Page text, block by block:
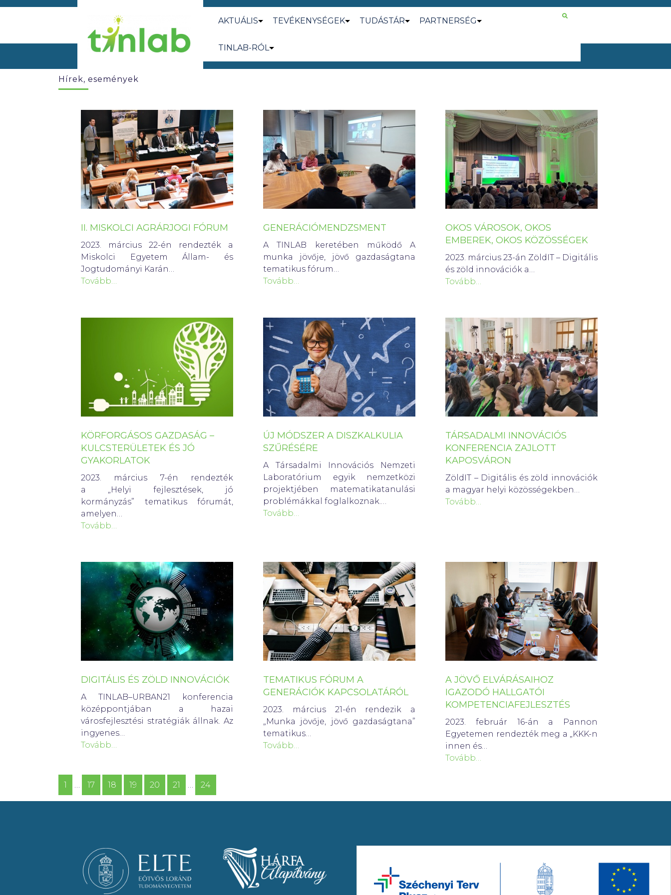
AKTUÁLIS TEVÉKENYSÉGEK TUDÁSTÁR PARTNERSÉG
TINLAB-RÓL
Hírek, események
II. MISKOLCI AGRÁRJOGI FÓRUM
2023. március 22-én rendezték a
Miskolci Egyetem Állam- és
Jogtudományi Karán…
Tovább…
GENERÁCIÓMENDZSMENT
A TINLAB keretében működő A
munka jövője, jövő gazdaságtana
tematikus fórum…
Tovább…
OKOS VÁROSOK, OKOS
EMBEREK, OKOS KÖZÖSSÉGEK
2023. március 23-án ZöldIT – Digitális
és zöld innovációk a…
Tovább…
KÖRFORGÁSOS GAZDASÁG –
KULCSTERÜLETEK ÉS JÓ
GYAKORLATOK
2023. március 7-én rendezték
a „Helyi fejlesztések, jó
kormányzás” tematikus fórumát,
amelyen…
Tovább…
ÚJ MÓDSZER A DISZKALKULIA
SZŰRÉSÉRE
A Társadalmi Innovációs Nemzeti
Laboratórium egyik nemzetközi
projektjében matematikatanulási
problémákkal foglalkoznak.…
Tovább…
TÁRSADALMI INNOVÁCIÓS
KONFERENCIA ZAJLOTT
KAPOSVÁRON
ZöldIT – Digitális és zöld innovációk
a magyar helyi közösségekben…
Tovább…
DIGITÁLIS ÉS ZÖLD INNOVÁCIÓK
A TINLAB–URBAN21 konferencia
középpontjában a hazai
városfejlesztési stratégiák állnak. Az
ingyenes…
Tovább…
TEMATIKUS FÓRUM A
GENERÁCIÓK KAPCSOLATÁRÓL
2023. március 21-én rendezik a
„Munka jövője, jövő gazdaságtana”
tematikus…
Tovább…
A JÖVŐ ELVÁRÁSAIHOZ
IGAZODÓ HALLGATÓI
KOMPETENCIAFEJLESZTÉS
2023. február 16-án a Pannon
Egyetemen rendezték meg a „KKK-n
innen és…
Tovább…
1 … 17 18 19 20 21 … 24